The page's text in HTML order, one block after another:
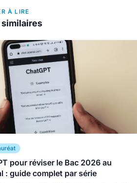
À LIRE
pour réviser le Bac 2026 au
: guide complet par série